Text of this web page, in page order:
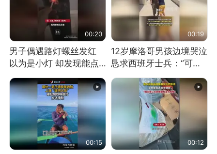
00:20
男子偶遇路灯螺丝发红
以为是小灯 却发现能点
燃香烟 当事人：已报警
处理
00:19
12岁摩洛哥男孩边境哭泣
恳求西班牙士兵：“可不
可以不要把我遣返回国”
00:15 00:12